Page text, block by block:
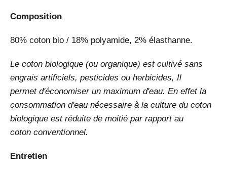
Composition
80% coton bio / 18% polyamide, 2% élasthanne.
Le coton biologique (ou organique) est cultivé sans
engrais artificiels, pesticides ou herbicides, Il
permet d'économiser un maximum d'eau. En effet la
consommation d'eau nécessaire à la culture du coton
biologique est réduite de moitié par rapport au
coton conventionnel.
Entretien